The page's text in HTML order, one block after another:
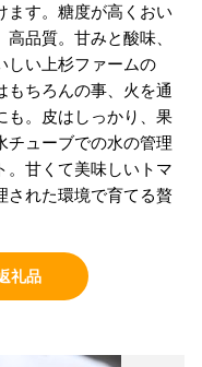
ます。糖度が高くおい
品質。甘みと酸味、
しい上杉ファームの
もちろんの事、火を通
も。皮はしっかり、果
チューブでの水の管理
。甘くて美味しいトマ
された環境で育てる贅
礼品